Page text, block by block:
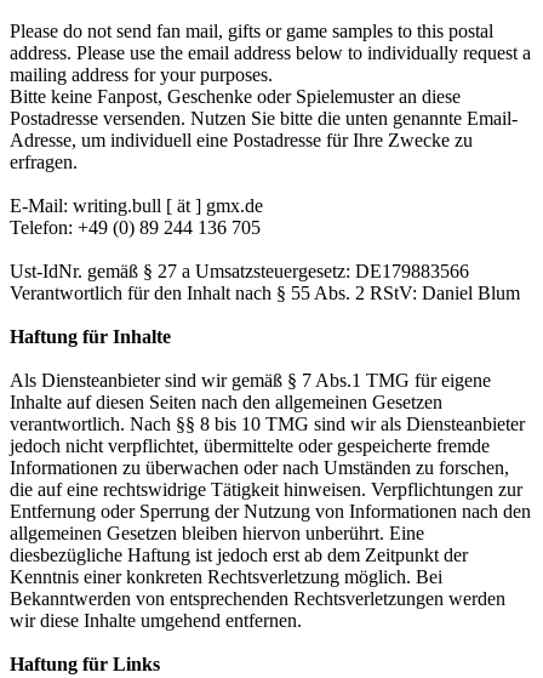
Please do not send fan mail, gifts or game samples to this postal
address. Please use the email address below to individually request a
mailing address for your purposes.
Bitte keine Fanpost, Geschenke oder Spielemuster an diese
Postadresse versenden. Nutzen Sie bitte die unten genannte Email-
Adresse, um individuell eine Postadresse für Ihre Zwecke zu
erfragen.
E-Mail: writing.bull [ ät ] gmx.de
Telefon: +49 (0) 89 244 136 705
Ust-IdNr. gemäß § 27 a Umsatzsteuergesetz: DE179883566
Verantwortlich für den Inhalt nach § 55 Abs. 2 RStV: Daniel Blum
Haftung für Inhalte
Als Diensteanbieter sind wir gemäß § 7 Abs.1 TMG für eigene
Inhalte auf diesen Seiten nach den allgemeinen Gesetzen
verantwortlich. Nach §§ 8 bis 10 TMG sind wir als Diensteanbieter
jedoch nicht verpflichtet, übermittelte oder gespeicherte fremde
Informationen zu überwachen oder nach Umständen zu forschen,
die auf eine rechtswidrige Tätigkeit hinweisen. Verpflichtungen zur
Entfernung oder Sperrung der Nutzung von Informationen nach den
allgemeinen Gesetzen bleiben hiervon unberührt. Eine
diesbezügliche Haftung ist jedoch erst ab dem Zeitpunkt der
Kenntnis einer konkreten Rechtsverletzung möglich. Bei
Bekanntwerden von entsprechenden Rechtsverletzungen werden
wir diese Inhalte umgehend entfernen.
Haftung für Links